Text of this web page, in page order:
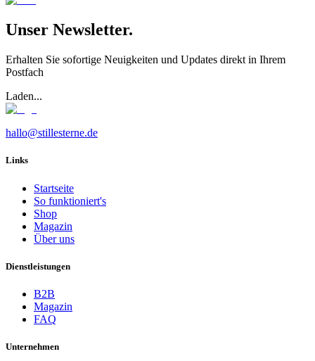
Unser Newsletter.
Erhalten Sie sofortige Neuigkeiten und Updates direkt in Ihrem
Postfach
Laden...
hallo@stillesterne.de
Links
Startseite
So funktioniert's
Shop
Magazin
Über uns
Dienstleistungen
B2B
Magazin
FAQ
Unternehmen